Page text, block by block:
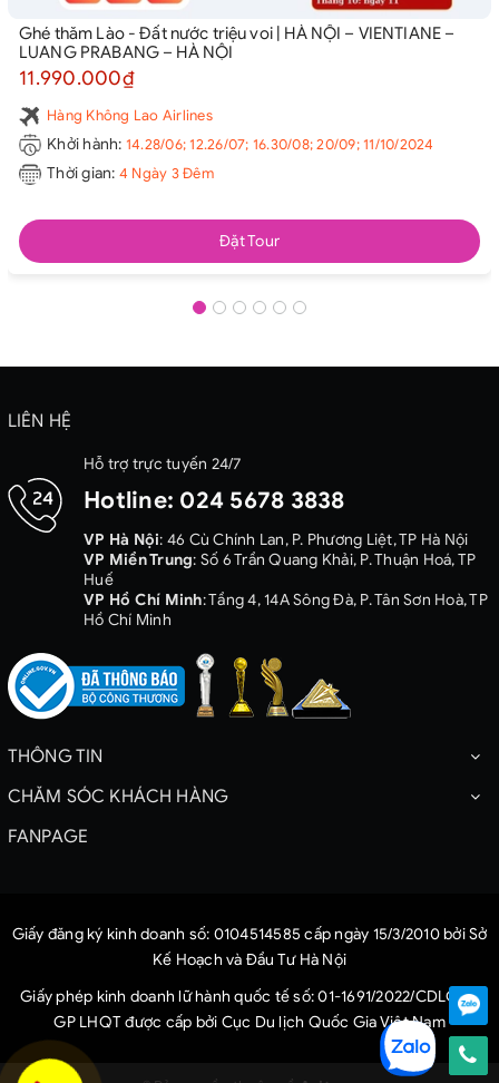
Ghé thăm Lào - Đất nước triệu voi | HÀ NỘI – VIENTIANE –
LUANG PRABANG – HÀ NỘI
11.990.000₫
Hàng Không Lao Airlines
Khởi hành: 14.28/06; 12.26/07; 16.30/08; 20/09; 11/10/2024
Thời gian: 4 Ngày 3 Đêm
Đặt Tour
LIÊN HỆ
Hỗ trợ trực tuyến 24/7
Hotline: 024 5678 3838
VP Hà Nội: 46 Cù Chính Lan, P. Phương Liệt, TP Hà Nội
VP Miền Trung: Số 6 Trần Quang Khải, P. Thuận Hoá, TP
Huế
VP Hồ Chí Minh: Tầng 4, 14A Sông Đà, P. Tân Sơn Hoà, TP
Hồ Chí Minh
THÔNG TIN
CHĂM SÓC KHÁCH HÀNG
FANPAGE
Giấy đăng ký kinh doanh số: 0104514585 cấp ngày 15/3/2010 bởi Sở
Kế Hoạch và Đầu Tư Hà Nội
Giấy phép kinh doanh lữ hành quốc tế số: 01-1691/2022/CDLQG-
GP LHQT được cấp bởi Cục Du lịch Quốc Gia Việt Nam